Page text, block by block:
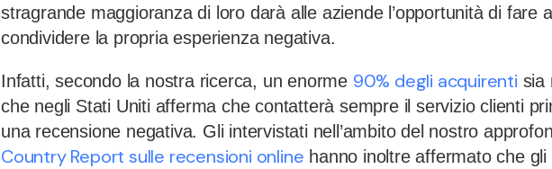
stragrande maggioranza di loro darà alle aziende l’opportunità di fare
condividere la propria esperienza negativa.
Infatti, secondo la nostra ricerca, un enorme 90% degli acquirenti sia
che negli Stati Uniti afferma che contatterà sempre il servizio clienti
una recensione negativa. Gli intervistati nell’ambito del nostro
Country Report sulle recensioni online hanno inoltre affermato che gli